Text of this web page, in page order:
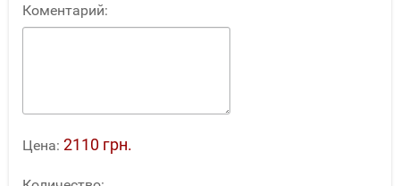
Коментарий:
Цена: 2110 грн.